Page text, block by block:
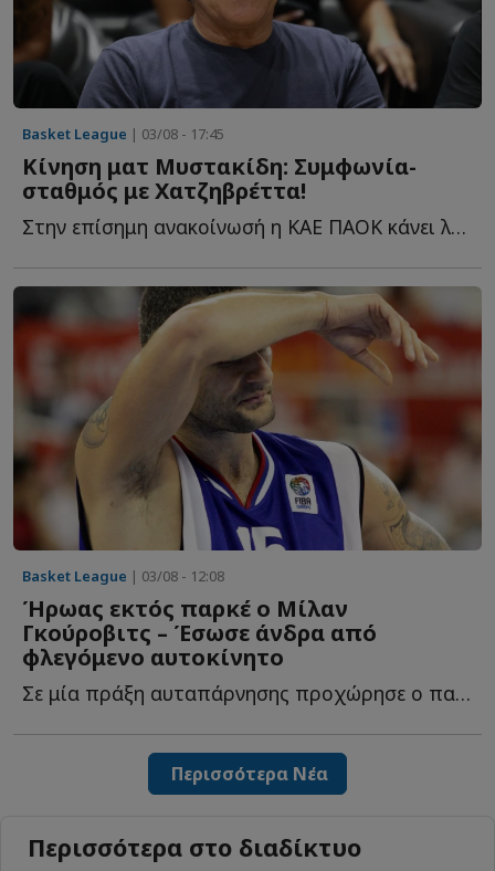
Basket League | 03/08 - 17:45
Κίνηση ματ Μυστακίδη: Συμφωνία-
σταθμός με Χατζηβρέττα!
Στην επίσημη ανακοίνωσή η ΚΑΕ ΠΑΟΚ κάνει λόγο για μία σ...
Basket League | 03/08 - 12:08
Ήρωας εκτός παρκέ ο Μίλαν
Γκούροβιτς – Έσωσε άνδρα από
φλεγόμενο αυτοκίνητο
Σε μία πράξη αυταπάρνησης προχώρησε ο παλαίμαχος άσος τ...
Περισσότερα Νέα
Περισσότερα στο διαδίκτυο